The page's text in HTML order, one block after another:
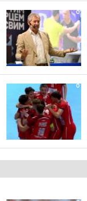
0
0